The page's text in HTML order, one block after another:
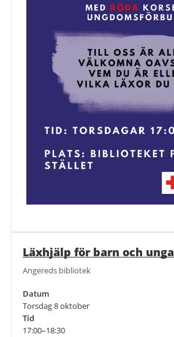
Läxhjälp för barn och unga
Angereds bibliotek
Datum
Torsdag 8 oktober
Tid
17:00–18:30